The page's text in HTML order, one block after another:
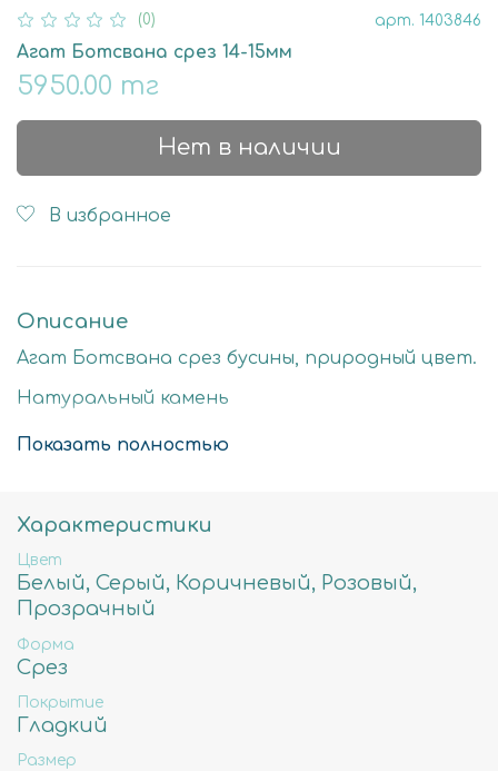
(0) арт. 1403846
Агат Ботсвана срез 14-15мм
5950.00 тг
Нет в наличии
В избранное
Описание
Агат Ботсвана срез бусины, природный цвет.
Натуральный камень
Стоимость за нить 40см
Показать полностью
Характеристики
Цвет
Белый, Серый, Коричневый, Розовый,
Прозрачный
Форма
Срез
Покрытие
Гладкий
Размер